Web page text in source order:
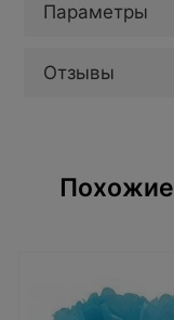
Параметры
Отзывы
Похожие